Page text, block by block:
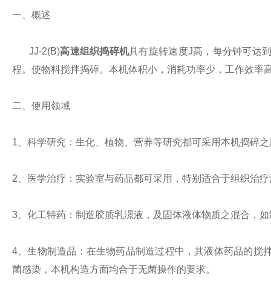
一、概述
JJ-2(B)高速组织捣碎机具有旋转速度J高，每分钟可达
程。使物料搅拌捣碎。本机体积小，消耗功率少，工作效
二、使用领域
1 、科学研究：生化、植物、营养等研究都可采用本机捣碎
2 、医学治疗：实验室与药品都可采用，特别适合于组织治
3 、化工特药：制造胶质乳澋液，及固体液体物质之混合，
4 、生物制造品：在生物药品制造过程中，其液体药品的
菌感染，本机构造方面均合于无菌操作的要求。